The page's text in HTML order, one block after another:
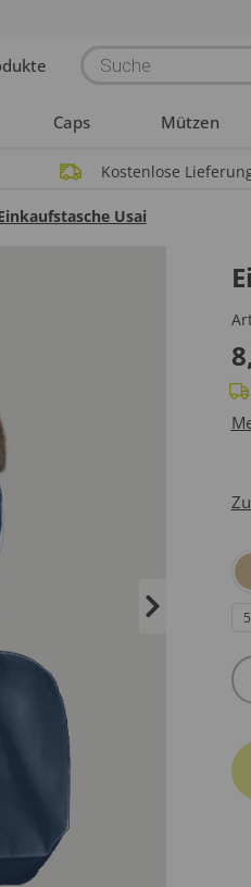
Products
search
Caps Mützen
Kostenlose
Usai